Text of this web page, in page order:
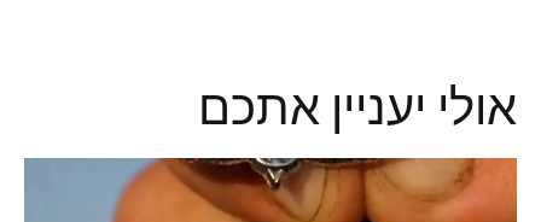
אולי יעניין אתכם